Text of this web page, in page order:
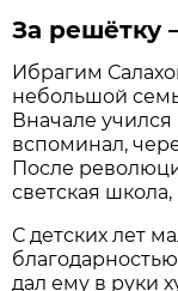
За решётку
Ибрагим
небольшой
Вначале учился
вспоминал,
После
светская
С детских лет
дал ему в руки